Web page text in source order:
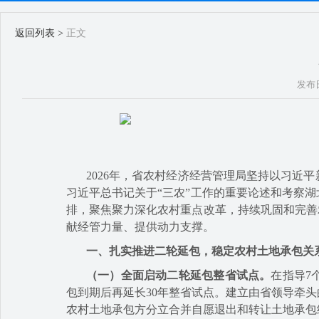
返回列表 > 正文
发布
2026年，省农村经济经营管理局坚持以习近
习近平总书记关于“三农”工作的重要论述和考察
排，聚焦聚力深化农村重点改革，持续巩固和完
献经管力量、提供动力支撑。
一、扎实推进二轮延包，稳定农村土地承包关
（一）全面启动二轮延包整省试点。在指导7
包到期后再延长30年整省试点。建立由省领导牵
农村土地承包方分立合并自愿退出和转让土地承